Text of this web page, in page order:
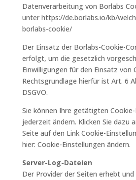
Datenverarbeitung von Borlabs
unter https://de.borlabs.io/kb/
borlabs-cookie/
Der Einsatz der Borlabs-Cookie-
erfolgt, um die gesetzlich
Einwilligungen für den Einsatz von
Rechtsgrundlage hierfür ist Art. 6
DSGVO.
Sie können Ihre getätigten
jederzeit ändern. Klicken Sie dazu
Seite auf den Link Cookie-
hier: Cookie-Einstellungen ändern.
Server-Log-Dateien
Der Provider der Seiten erhebt